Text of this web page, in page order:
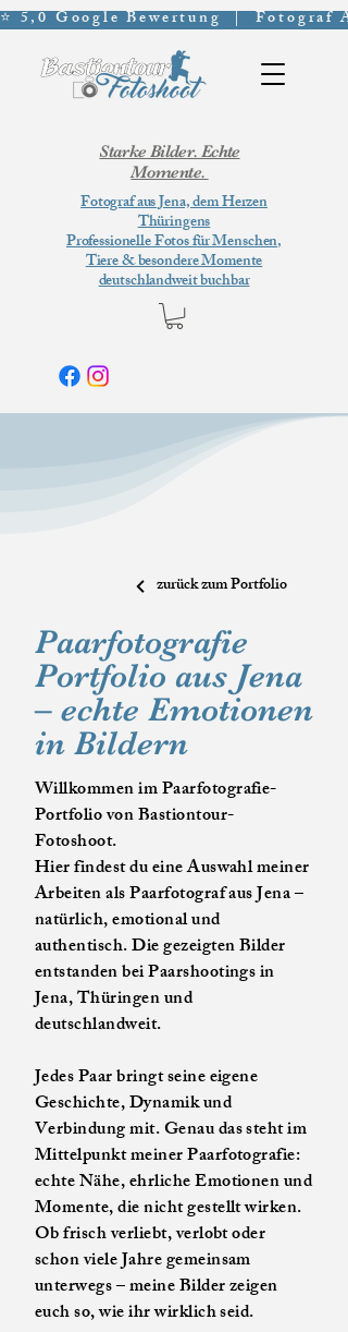
⭐ 5,0 Google Bewertung  |
Starke Bilder. Echte
Momente.
Fotograf aus Jena, dem Herzen
Thüringens
Professionelle Fotos für Menschen,
Tiere & besondere Momente
deutschlandweit buchbar
zurück zum Portfolio
Paarfotografie
Portfolio aus Jena
– echte Emotionen
in Bildern
Willkommen im Paarfotografie-
Portfolio von Bastiontour-
Fotoshoot.
Hier findest du eine Auswahl meiner
Arbeiten als Paarfotograf aus Jena –
natürlich, emotional und
authentisch. Die gezeigten Bilder
entstanden bei Paarshootings in
Jena, Thüringen und
deutschlandweit.
Jedes Paar bringt seine eigene
Geschichte, Dynamik und
Verbindung mit. Genau das steht im
Mittelpunkt meiner Paarfotografie:
echte Nähe, ehrliche Emotionen und
Momente, die nicht gestellt wirken.
Ob frisch verliebt, verlobt oder
schon viele Jahre gemeinsam
unterwegs – meine Bilder zeigen
euch so, wie ihr wirklich seid.